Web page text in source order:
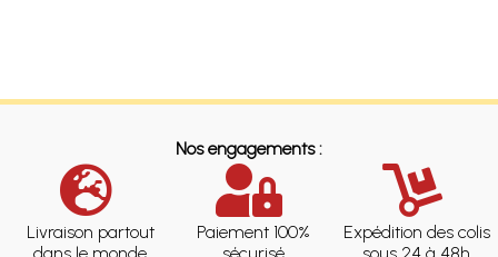
Nos engagements :
Livraison partout
dans le monde
Paiement 100%
sécurisé
Expédition des colis
sous 24 à 48h